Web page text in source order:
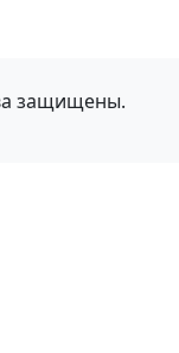
защищены.